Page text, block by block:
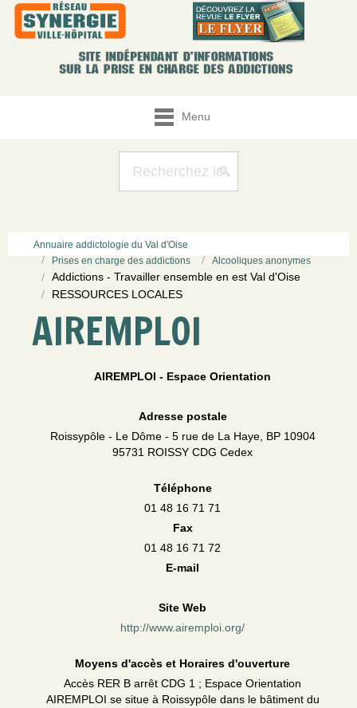
Menu
Annuaire addictologie du Val d'Oise
Prises en charge des addictions
Alcooliques anonymes
Addictions - Travailler ensemble en est Val d'Oise
RESSOURCES LOCALES
AIREMPLOI
AIREMPLOI - Espace Orientation
Adresse postale
Roissypôle - Le Dôme - 5 rue de La Haye, BP 10904
95731 ROISSY CDG Cedex
Téléphone
01 48 16 71 71
Fax
01 48 16 71 72
E-mail
Site Web
http://www.airemploi.org/
Moyens d'accès et Horaires d'ouverture
Accès RER B arrêt CDG 1 ; Espace Orientation
AIREMPLOI se situe à Roissypôle dans le bâtiment du